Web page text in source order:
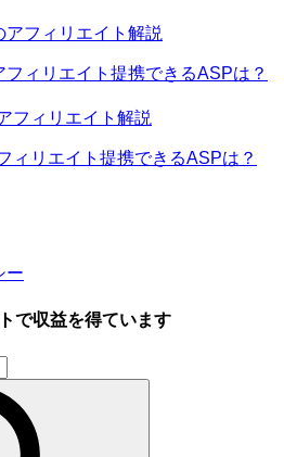
フィリエイト提携できるASPは？
ィリエイト提携できるASPは？
ー
で収益を得ています